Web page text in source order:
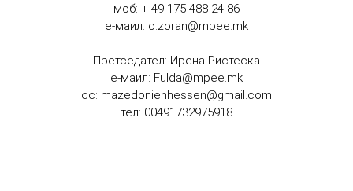
моб: + 49 175 488 24 86
е-маил: o.zoran@mpee.mk
Претседател: Ирена Ристеска
е-маил: Fulda@mpee.mk
сс: mazedonienhessen@gmail.com
тел: 00491732975918